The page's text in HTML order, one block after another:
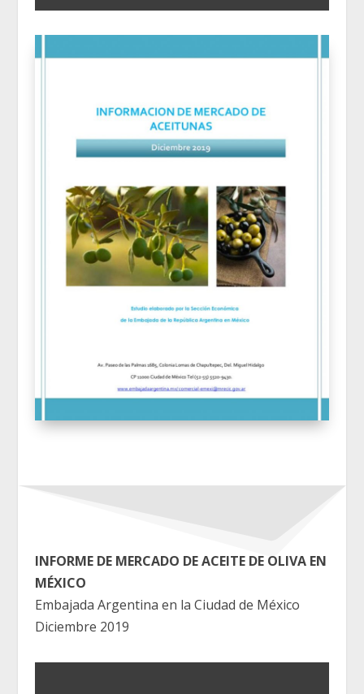
INFORME DE MERCADO DE ACEITE DE OLIVA EN
MÉXICO
Embajada Argentina en la Ciudad de México
Diciembre 2019